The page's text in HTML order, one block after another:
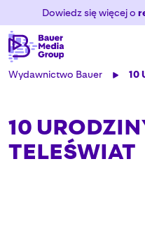
Dowiedz się więcej o
Wydawnictwo Bauer 10
10
TELEŚWIAT